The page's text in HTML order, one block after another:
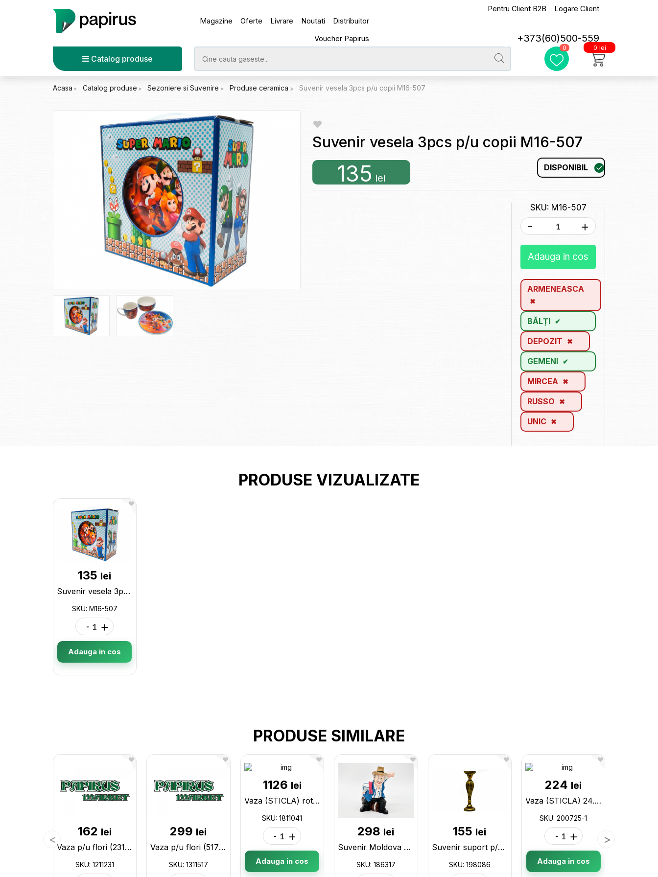
Magazine Oferte Livrare Noutati
Distribuitor
Voucher Papirus
Pentru Client B2B Logare Client
+373(60)500-559
Catalog produse
0 0 lei
Acasa Catalog produse Sezoniere si Suvenire Produse ceramica Suvenir vesela 3pcs p/u copii M16-507
Suvenir vesela 3pcs p/u copii M16-507
135 lei
DISPONIBIL
SKU: M16-507
- +
Adauga in cos
ARMENEASCA
BĂLȚI
DEPOZIT
GEMENI
MIRCEA
RUSSO
UNIC
PRODUSE VIZUALIZATE
135 lei
Suvenir vesela 3pcs p/u copii M16-507
SKU: M16-507
- +
Adauga in cos
PRODUSE SIMILARE
162 lei
Vaza p/u flori (231/068) 1211231
SKU: 1211231
299 lei
Vaza p/u flori (517) 1311517
SKU: 1311517
1126 lei
Vaza (STICLA) rotunda 1811041
SKU: 1811041
- +
Adauga in cos
298 lei
Suvenir Moldova Barbat+suport pahar 186317
SKU: 186317
155 lei
Suvenir suport p/u lumanare 34cm 198086
SKU: 198086
224 lei
Vaza (STICLA) 24.5 cm, 15.5 cm, DC04729 200725-1
SKU: 200725-1
- +
Adauga in cos